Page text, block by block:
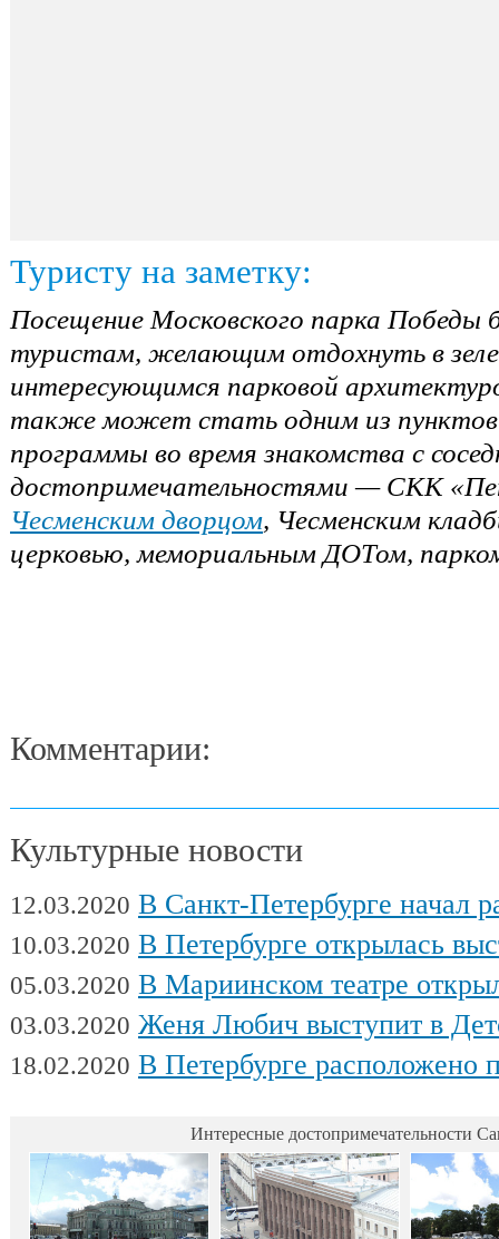
Туристу на заметку:
Посещение Московского парка Победы
туристам, желающим отдохнуть в
интересующимся парковой
также может стать одним из пунктов
программы во время знакомства с
достопримечательностями — СКК
Чесменским дворцом, Чесменским
церковью, мемориальным ДОТом,
Комментарии:
Культурные новости
12.03.2020 В Санкт-Петербурге начал работу
10.03.2020 В Петербурге открылась выставка
05.03.2020 В Мариинском театре открылся
03.03.2020 Женя Любич выступит в Детском театре
18.02.2020 В Петербурге расположено
Интересные достопримечательности